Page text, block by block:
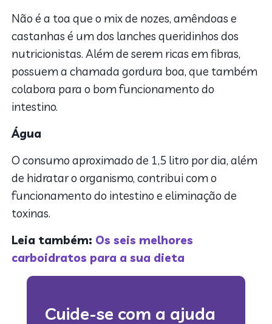
Não é a toa que o mix de nozes, amêndoas e
castanhas é um dos lanches queridinhos dos
nutricionistas. Além de serem ricas em fibras,
possuem a chamada gordura boa, que também
colabora para o bom funcionamento do
intestino.
Água
O consumo aproximado de 1,5 litro por dia, além
de hidratar o organismo, contribui com o
funcionamento do intestino e eliminação de
toxinas.
Leia também: Os seis melhores
carboidratos para a sua dieta